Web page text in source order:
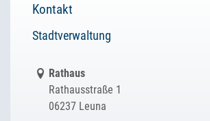
Kontakt
Stadtverwaltung
Link zur Google-Maps Navigation
Rathaus
Rathausstraße 1
06237 Leuna